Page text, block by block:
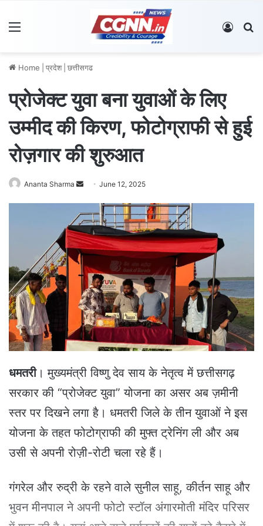
Log In
Home प्रदेश छत्तीसगढ
प्रोजेक्ट युवा बना युवाओं के लिए
उम्मीद की किरण, फोटोग्राफी से हुई
रोज़गार की शुरुआत
Ananta Sharma
n
d
a
n
e
a
i
l
June 12, 2025
धमतरी। मुख्यमंत्री विष्णु देव साय के नेतृत्व में छत्तीसगढ़
सरकार की “प्रोजेक्ट युवा” योजना का असर अब ज़मीनी
स्तर पर दिखने लगा है। धमतरी जिले के तीन युवाओं ने इस
योजना के तहत फोटोग्राफी की मुफ्त ट्रेनिंग ली और अब
उसी से अपनी रोज़ी-रोटी चला रहे हैं।
गंगरेल और रुद्री के रहने वाले सुनील साहू, कीर्तन साहू और
भुवन मीनपाल ने अपनी फोटो स्टॉल अंगारमोती मंदिर परिसर